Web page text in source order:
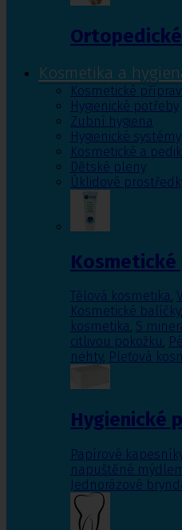
Kosmetika a
Kosmetické
Hygienické potřeby
Zubní hygiena
Hygienické systémy
Kosmetické a
Dětské pleny
Úklidové
Kosmetické
Tělová kosmetika,
Kosmetické balíčky,
kosmetika, S
citlivou pokožku,
nehty, Pleťová
Hygienické
Papírové
napuštěné
Jednorázové